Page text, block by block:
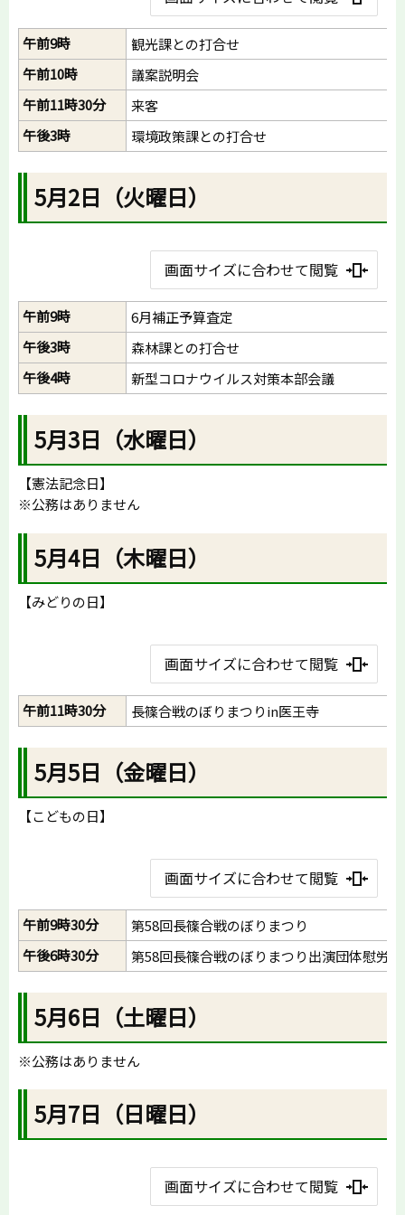
午前9時
観光課との打合せ
午前10時
議案説明会
午前11時30分
来客
午後3時
環境政策課との打合せ
5月2日（火曜日）
画面サイズに合わせて閲覧
午前9時
6月補正予算査定
午後3時
森林課との打合せ
午後4時
新型コロナウイルス対策本部会議
5月3日（水曜日）
【憲法記念日】
※公務はありません
5月4日（木曜日）
【みどりの日】
画面サイズに合わせて閲覧
午前11時30分 長篠合戦のぼりまつりin医王寺
5月5日（金曜日）
【こどもの日】
画面サイズに合わせて閲覧
午前9時30分
第58回長篠合戦のぼりまつり
午後6時30分
第58回長篠合戦のぼりまつり出演団体慰労会
5月6日（土曜日）
※公務はありません
5月7日（日曜日）
画面サイズに合わせて閲覧